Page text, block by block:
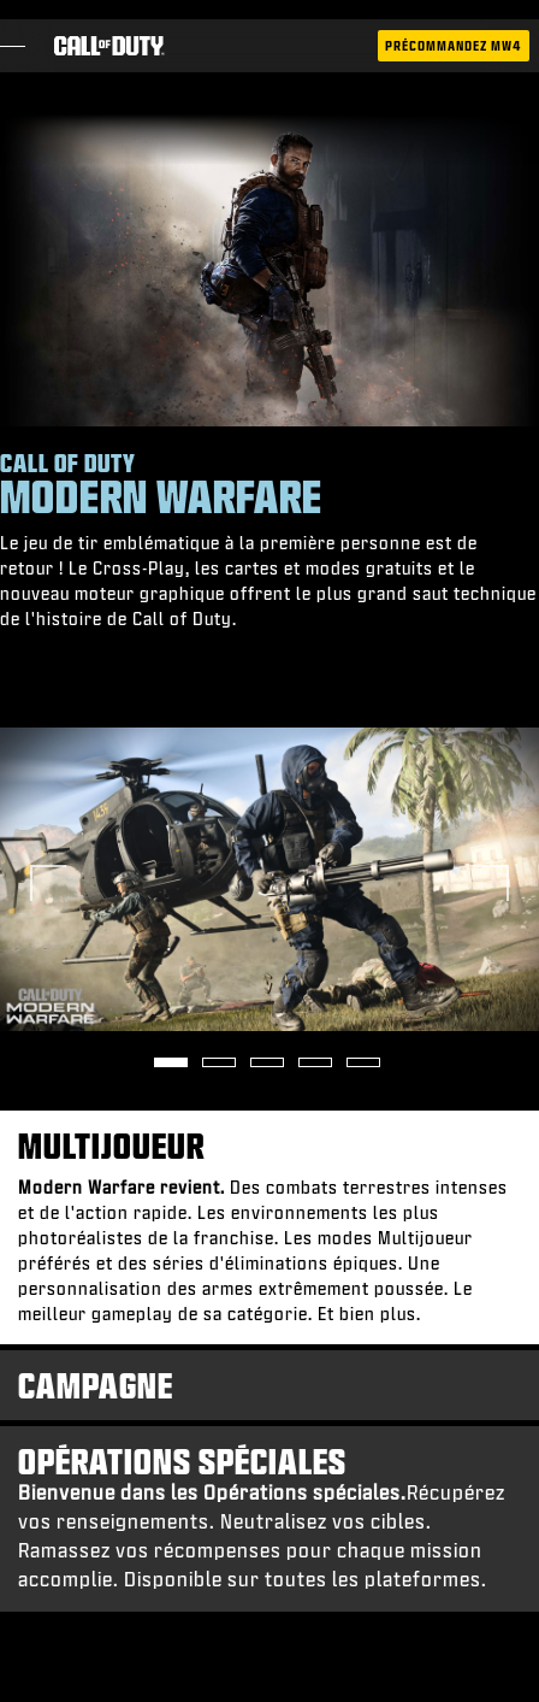
S'INSCRIRE
PRÉCOMMANDEZ MW4
CALL OF DUTY
MODERN WARFARE
Le jeu de tir emblématique à la première personne est de
retour ! Le Cross-Play, les cartes et modes gratuits et le
nouveau moteur graphique offrent le plus grand saut technique
de l'histoire de Call of Duty.
MULTIJOUEUR
Modern Warfare revient. Des combats terrestres intenses
et de l'action rapide. Les environnements les plus
photoréalistes de la franchise. Les modes Multijoueur
préférés et des séries d'éliminations épiques. Une
personnalisation des armes extrêmement poussée. Le
meilleur gameplay de sa catégorie. Et bien plus.
CAMPAGNE
OPÉRATIONS SPÉCIALES
Bienvenue dans les Opérations spéciales.Récupérez
vos renseignements. Neutralisez vos cibles.
Ramassez vos récompenses pour chaque mission
accomplie. Disponible sur toutes les plateformes.